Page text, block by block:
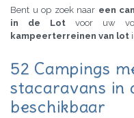
Bent u op zoek naar een
in de Lot voor uw
kampeerterreinen van lot
52 Campings
stacaravans in
beschikbaar